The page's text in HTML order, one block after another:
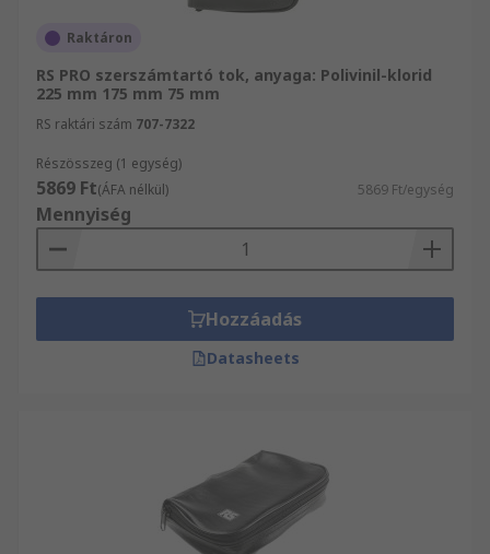
Raktáron
RS PRO szerszámtartó tok, anyaga: Polivinil-klorid
225 mm 175 mm 75 mm
RS raktári szám 707-7322
Részösszeg (1 egység)
5869 Ft(ÁFA nélkül) 5869 Ft/egység
Mennyiség
Hozzáadás
Datasheets